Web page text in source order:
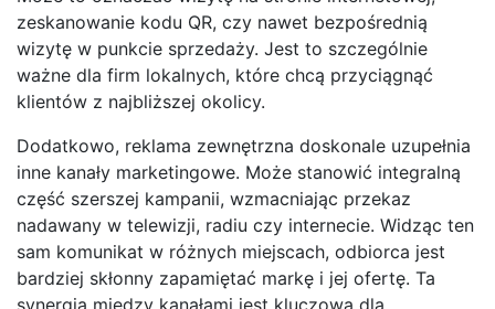
zeskanowanie kodu QR, czy nawet bezpośrednią
wizytę w punkcie sprzedaży. Jest to szczególnie
ważne dla firm lokalnych, które chcą przyciągnąć
klientów z najbliższej okolicy.
Dodatkowo, reklama zewnętrzna doskonale uzupełnia
inne kanały marketingowe. Może stanowić integralną
część szerszej kampanii, wzmacniając przekaz
nadawany w telewizji, radiu czy internecie. Widząc ten
sam komunikat w różnych miejscach, odbiorca jest
bardziej skłonny zapamiętać markę i jej ofertę. Ta
synergia między kanałami jest kluczowa dla